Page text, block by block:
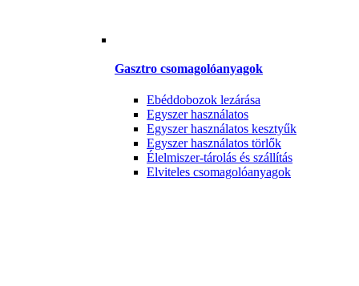
Gasztro csomagolóanyagok
Ebéddobozok lezárása
Egyszer használatos
Egyszer használatos kesztyűk
Egyszer használatos törlők
Élelmiszer-tárolás és szállítás
Elviteles csomagolóanyagok